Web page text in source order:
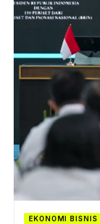
EKONOMI BISNIS